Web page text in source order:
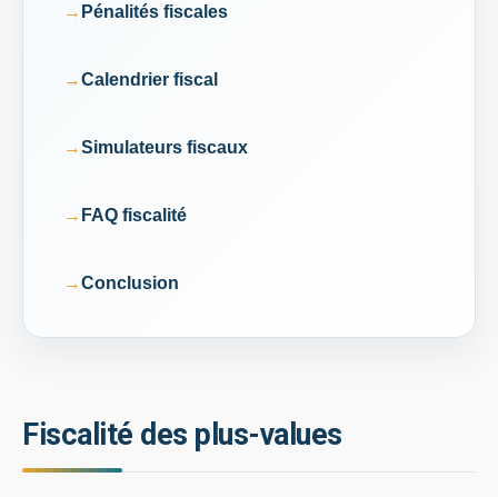
Pénalités fiscales
Calendrier fiscal
Simulateurs fiscaux
FAQ fiscalité
Conclusion
Fiscalité des plus-values